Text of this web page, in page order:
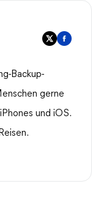
Backup-
gerne
und iOS.